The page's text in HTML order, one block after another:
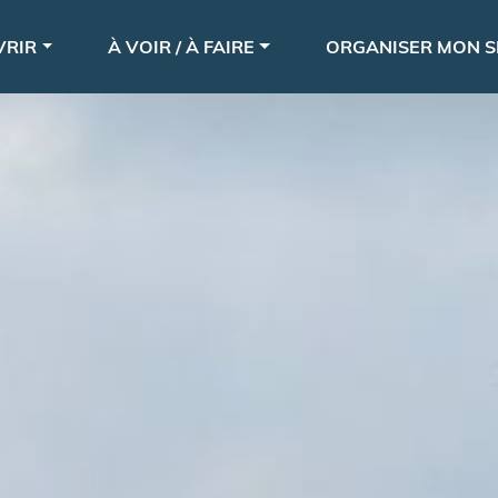
au
principal
À VOIR / À FAIRE ORGANISER MON